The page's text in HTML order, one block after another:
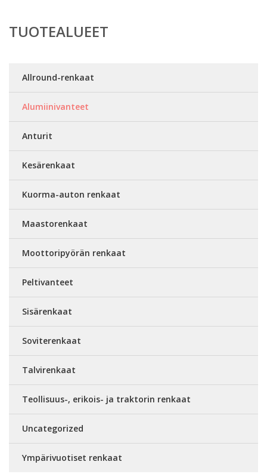
TUOTEALUEET
Allround-renkaat
Alumiinivanteet
Anturit
Kesärenkaat
Kuorma-auton renkaat
Maastorenkaat
Moottoripyörän renkaat
Peltivanteet
Sisärenkaat
Soviterenkaat
Talvirenkaat
Teollisuus-, erikois- ja traktorin renkaat
Uncategorized
Ympärivuotiset renkaat